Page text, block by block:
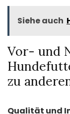
Siehe auch
Vor- und
zu
Qualität und